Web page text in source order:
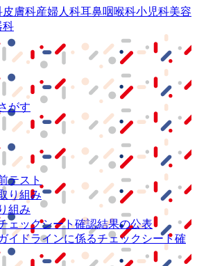
皮膚科産婦人科耳鼻咽喉科小児科美容
科
がす
テスト
り組み
組み
ェックシート確認結果の公表
イドラインに係るチェックシート確